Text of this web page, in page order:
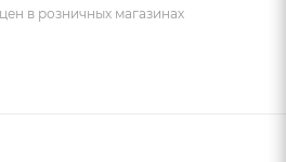
в розничных магазинах